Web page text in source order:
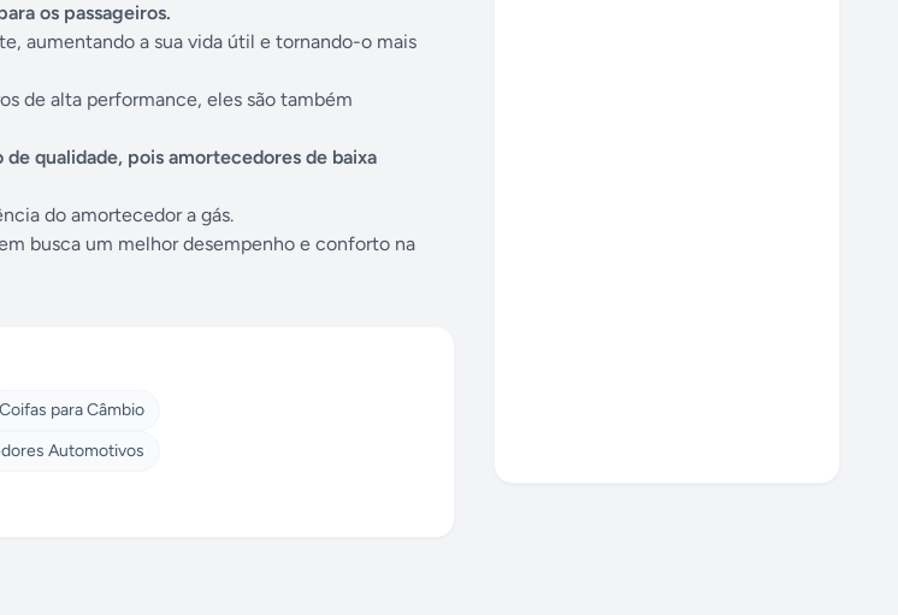
os passageiros.
aumentando a sua vida útil e tornando-o mais
de alta performance, eles são também
qualidade, pois amortecedores de baixa
do amortecedor a gás.
busca um melhor desempenho e conforto na
Coifas para Câmbio
Automotivos